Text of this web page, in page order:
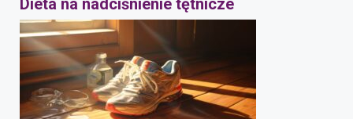
Dieta na nadciśnienie tętnicze